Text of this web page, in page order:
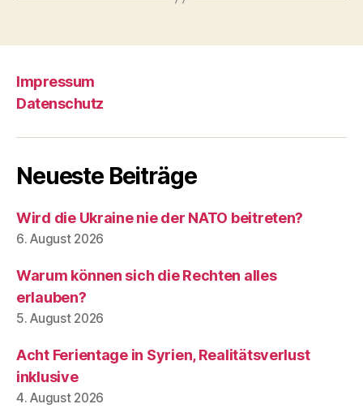
Impressum
Datenschutz
Neueste Beiträge
Wird die Ukraine nie der NATO beitreten?
6. August 2026
Warum können sich die Rechten alles
erlauben?
5. August 2026
Acht Ferientage in Syrien, Realitätsverlust
inklusive
4. August 2026